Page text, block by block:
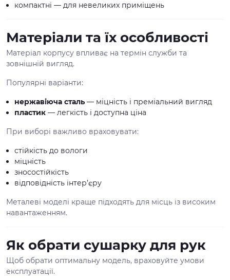
компактні — для невеликих приміщень
Матеріали та їх особливості
Матеріал корпусу впливає на термін служби та
зовнішній вигляд.
Популярні варіанти:
нержавіюча сталь — міцність і преміальний вигляд
пластик — легкість і доступна ціна
При виборі важливо враховувати:
стійкість до вологи
міцність
зносостійкість
відповідність інтер’єру
Металеві моделі краще підходять для місць із високим
навантаженням.
Як обрати сушарку для рук
Щоб обрати оптимальну модель, враховуйте умови
експлуатації.